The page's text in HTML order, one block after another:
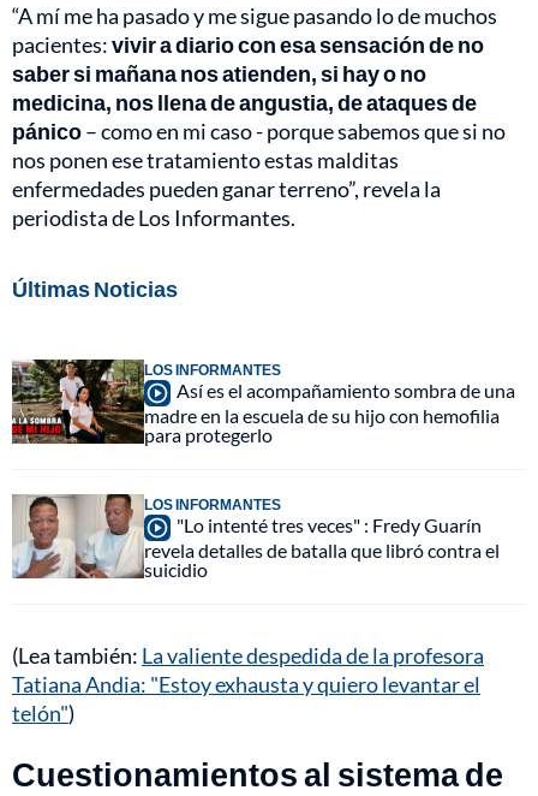
“A mí me ha pasado y me sigue pasando lo de muchos
pacientes:vivir a diario con esa sensación de no
saber si mañana nos atienden, si hay o no
medicina, nos llena de angustia, de ataques de
pánico– como en mi caso - porque sabemos que si no
nos ponen ese tratamiento estas malditas
enfermedades pueden ganar terreno”, revela la
periodista de Los Informantes.
Últimas Noticias
LOS INFORMANTES
Así es el acompañamiento sombra de una
madre en la escuela de su hijo con hemofilia
para protegerlo
LOS INFORMANTES
"Lo intenté tres veces" : Fredy Guarín
revela detalles de batalla que libró contra el
suicidio
(Lea también: La valiente despedida de la profesora
Tatiana Andia: "Estoy exhausta y quiero levantar el
telón")
Cuestionamientos al sistema de